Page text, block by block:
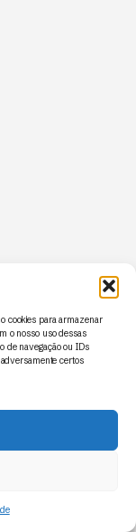
cookies para armazenar
o nosso uso dessas
de navegação ou IDs
certos